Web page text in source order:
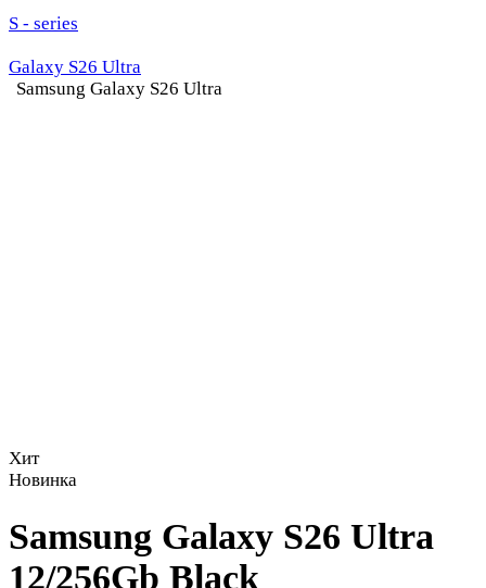
S - series
Galaxy S26 Ultra
Samsung Galaxy S26 Ultra
Хит
Новинка
Samsung Galaxy S26 Ultra
12/256Gb Black